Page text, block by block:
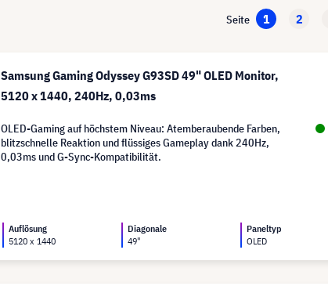
Seite 1 2
Samsung Gaming Odyssey G93SD 49" OLED Monitor,
5120 x 1440, 240Hz, 0,03ms
OLED-Gaming auf höchstem Niveau: Atemberaubende Farben,
blitzschnelle Reaktion und flüssiges Gameplay dank 240Hz,
0,03ms und G-Sync-Kompatibilität.
Auflösung
5120 x 1440
Diagonale
49"
Paneltyp
OLED